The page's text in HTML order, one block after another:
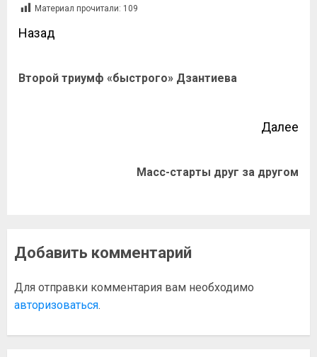
Материал прочитали: 109
Назад
Второй триумф «быстрого» Дзантиева
Далее
Масс-старты друг за другом
Добавить комментарий
Для отправки комментария вам необходимо
авторизоваться.